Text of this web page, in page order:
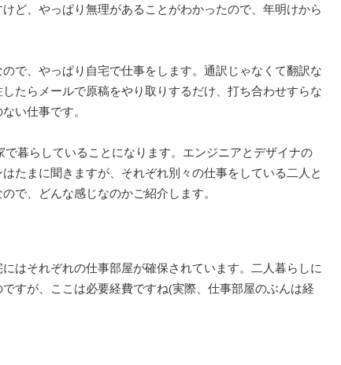
ど、やっぱり無理があることがわかったので、年明けから
で、やっぱり自宅で仕事をします。通訳じゃなくて翻訳な
たらメールで原稿をやり取りするだけ、打ち合わせすらな
い仕事です。
暮らしていることになります。エンジニアとデザイナの
たまに聞きますが、それぞれ別々の仕事をしている二人と
で、どんな感じなのかご紹介します。
はそれぞれの仕事部屋が確保されています。二人暮らしに
すが、ここは必要経費ですね(実際、仕事部屋のぶんは経